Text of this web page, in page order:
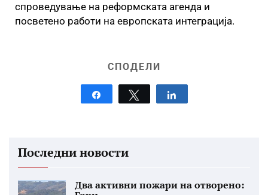
спроведување на реформската агенда и
посветено работи на европската интеграција.
СПОДЕЛИ
Tweet
Последни новости
Два активни пожари на отворено: